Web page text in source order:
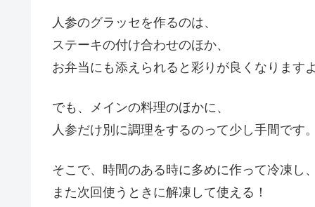
人参のグラッセを作るのは、
ステーキの付け合わせのほか、
お弁当にも添えられると彩りが良くなります
でも、メインの料理のほかに、
人参だけ別に調理をするのって少し手間です
そこで、時間のある時に多めに作って冷凍し
また次回使うときに解凍して使える！